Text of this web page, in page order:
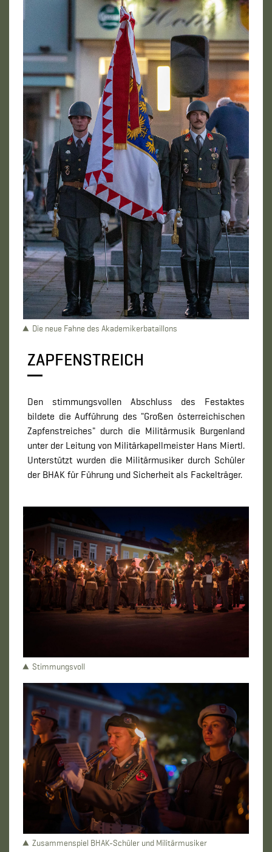
Die neue Fahne des Akademikerbataillons
ZAPFENSTREICH
Den stimmungsvollen Abschluss des Festaktes
bildete die Aufführung des "Großen österreichischen
Zapfenstreiches" durch die Militärmusik Burgenland
unter der Leitung von Militärkapellmeister Hans Miertl.
Unterstützt wurden die Militärmusiker durch Schüler
der BHAK für Führung und Sicherheit als Fackelträger.
Stimmungsvoll
Zusammenspiel BHAK-Schüler und Militärmusiker